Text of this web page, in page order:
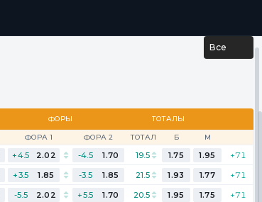
Все
ФОРЫ
ТОТАЛЫ
ФОРА 1 ФОРА 2 ТОТАЛ Б М
+4.5 2.02 -4.5 1.70 19.5 1.75 1.95
+71
+3.5 1.85 -3.5 1.85 21.5 1.93 1.77
+71
-5.5 2.02 +5.5 1.70 20.5 1.95 1.75
+71